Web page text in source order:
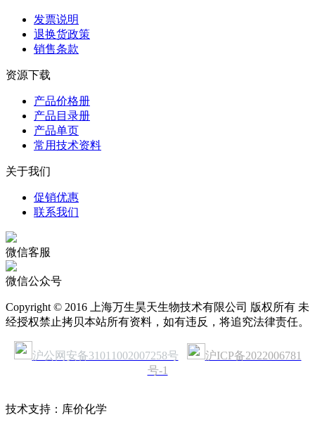
发票说明
退换货政策
销售条款
资源下载
产品价格册
产品目录册
产品单页
常用技术资料
关于我们
促销优惠
联系我们
微信客服
微信公众号
Copyright © 2016 上海万生昊天生物技术有限公司 版权所有 未
经授权禁止拷贝本站所有资料，如有违反，将追究法律责任。
沪公网安备31011002007258号
沪ICP备2022006781
号-1
技术支持：库价化学